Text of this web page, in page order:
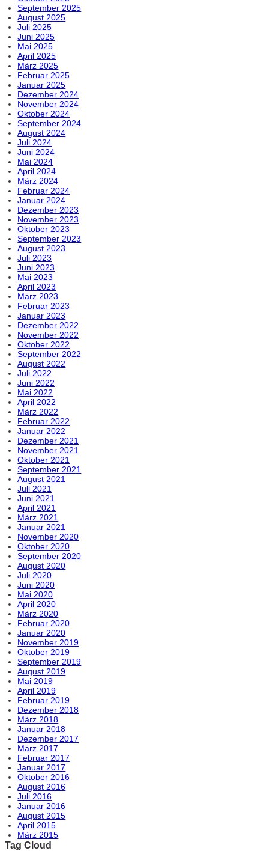
September 2025
August 2025
Juli 2025
Juni 2025
Mai 2025
April 2025
März 2025
Februar 2025
Januar 2025
Dezember 2024
November 2024
Oktober 2024
September 2024
August 2024
Juli 2024
Juni 2024
Mai 2024
April 2024
März 2024
Februar 2024
Januar 2024
Dezember 2023
November 2023
Oktober 2023
September 2023
August 2023
Juli 2023
Juni 2023
Mai 2023
April 2023
März 2023
Februar 2023
Januar 2023
Dezember 2022
November 2022
Oktober 2022
September 2022
August 2022
Juli 2022
Juni 2022
Mai 2022
April 2022
März 2022
Februar 2022
Januar 2022
Dezember 2021
November 2021
Oktober 2021
September 2021
August 2021
Juli 2021
Juni 2021
April 2021
März 2021
Januar 2021
November 2020
Oktober 2020
September 2020
August 2020
Juli 2020
Juni 2020
Mai 2020
April 2020
März 2020
Februar 2020
Januar 2020
November 2019
Oktober 2019
September 2019
August 2019
Mai 2019
April 2019
Februar 2019
Dezember 2018
März 2018
Januar 2018
Dezember 2017
März 2017
Februar 2017
Januar 2017
Oktober 2016
August 2016
Juli 2016
Januar 2016
August 2015
April 2015
März 2015
Tag Cloud